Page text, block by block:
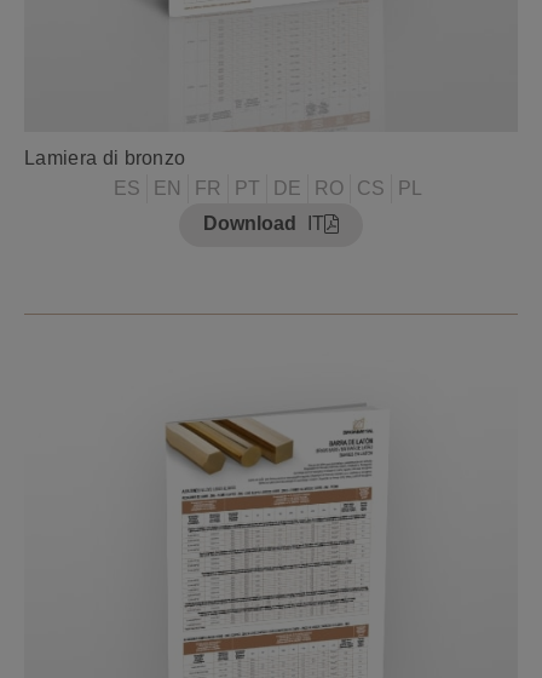
Lamiera di bronzo
ES
EN FR PT DE RO CS
PL
Download
IT